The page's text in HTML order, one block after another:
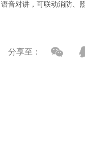
音对讲，可联动消防、
分享至：